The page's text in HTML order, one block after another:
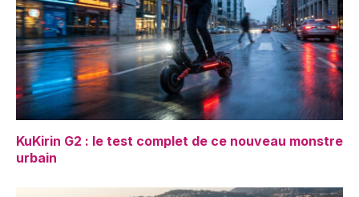
KuKirin G2 : le test complet de ce nouveau monstre
urbain